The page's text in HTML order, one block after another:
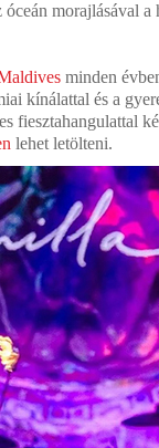
morajlásával
minden
kínálattal és a
fiesztahangulattal
lehet letölteni.